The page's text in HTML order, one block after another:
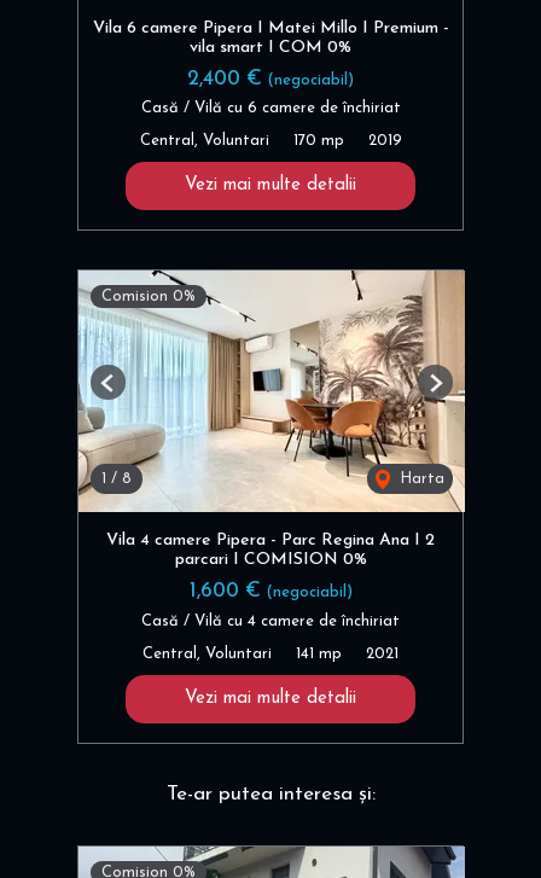
Vila 6 camere Pipera I Matei Millo I Premium -
vila smart I COM 0%
2,400 € (negociabil)
Casă / Vilă cu 6 camere de închiriat
Central, Voluntari 170 mp 2019
Vezi mai multe detalii
Comision 0%
/ 8 Harta
Previous Next
Vila 4 camere Pipera - Parc Regina Ana I 2
parcari I COMISION 0%
1,600 € (negociabil)
Casă / Vilă cu 4 camere de închiriat
Central, Voluntari 141 mp 2021
Vezi mai multe detalii
Te-ar putea interesa și:
Comision 0%